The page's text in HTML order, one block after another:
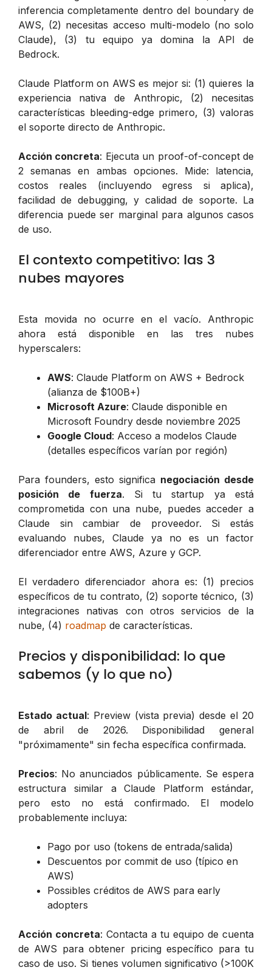
inferencia completamente dentro del boundary de
AWS, (2) necesitas acceso multi-modelo (no solo
Claude), (3) tu equipo ya domina la API de
Bedrock.
Claude Platform on AWS es mejor si: (1) quieres la
experiencia nativa de Anthropic, (2) necesitas
características bleeding-edge primero, (3) valoras
el soporte directo de Anthropic.
Acción concreta: Ejecuta un proof-of-concept de
2 semanas en ambas opciones. Mide: latencia,
costos reales (incluyendo egress si aplica),
facilidad de debugging, y calidad de soporte. La
diferencia puede ser marginal para algunos casos
de uso.
El contexto competitivo: las 3
nubes mayores
Esta movida no ocurre en el vacío. Anthropic
ahora está disponible en las tres nubes
hyperscalers:
AWS: Claude Platform on AWS + Bedrock
(alianza de $100B+)
Microsoft Azure: Claude disponible en
Microsoft Foundry desde noviembre 2025
Google Cloud: Acceso a modelos Claude
(detalles específicos varían por región)
Para founders, esto significa negociación desde
posición de fuerza. Si tu startup ya está
comprometida con una nube, puedes acceder a
Claude sin cambiar de proveedor. Si estás
evaluando nubes, Claude ya no es un factor
diferenciador entre AWS, Azure y GCP.
El verdadero diferenciador ahora es: (1) precios
específicos de tu contrato, (2) soporte técnico, (3)
integraciones nativas con otros servicios de la
nube, (4) roadmap de características.
Precios y disponibilidad: lo que
sabemos (y lo que no)
Estado actual: Preview (vista previa) desde el 20
de abril de 2026. Disponibilidad general
"próximamente" sin fecha específica confirmada.
Precios: No anunciados públicamente. Se espera
estructura similar a Claude Platform estándar,
pero esto no está confirmado. El modelo
probablemente incluya:
Pago por uso (tokens de entrada/salida)
Descuentos por commit de uso (típico en
AWS)
Possibles créditos de AWS para early
adopters
Acción concreta: Contacta a tu equipo de cuenta
de AWS para obtener pricing específico para tu
caso de uso. Si tienes volumen significativo (>100K